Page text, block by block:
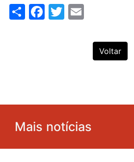
ShareFacebook
Twitter
Voltar
Mais notícias